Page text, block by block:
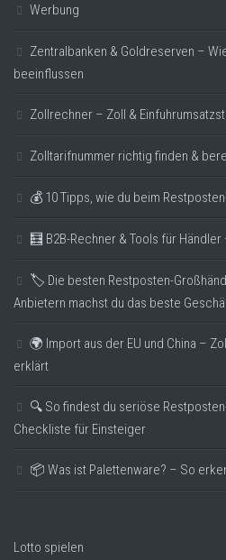
Werbung
Zentralbanken & Goldreserven –
beeinflussen
Zollrechner – Zoll &
Zolltarifnummer richtig finden &
💰 10 Tipps, wie du beim
🧮 B2B-Rechner & Tools für
🏷️ Die besten Restposten-
Anbietern machst du das beste
🌍 Import aus der EU und China –
erklärt
🔍 So findest du seriöse
Checkliste für Einsteiger
📦 Was ist Palettenware? – So
Lotto spielen